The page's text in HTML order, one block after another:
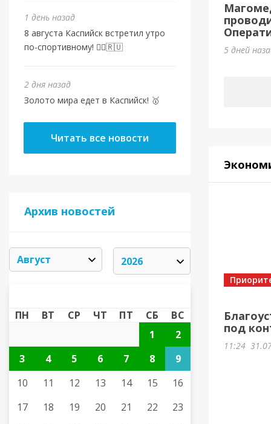
1 день назад
8 августа Каспийск встретил утро
по-спортивному! 🏃‍♂️🇷🇺
2 дня назад
Золото мира едет в Каспийск! 🥇
Читать все новости
Архив новостей
ПН ВТ СР ЧТ ПТ СБ
ВС
1
2
3
4 5 6 7 8
9
10
11 12 13 14 15
16
17
18 19 20 21 22
23
Спорт
5 дней
под
11:24